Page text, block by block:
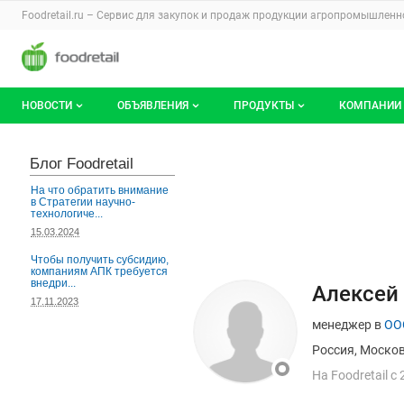
Раздел навигации по сайту
Foodretail.ru – Сервис для закупок и продаж продукции
Авторизация и меню пользователя
Навигация по разделам сайта foodretail.ru
НОВОСТИ
Документы
ОБЪЯВЛЕНИЯ
Мои объявления
ПРОДУКТЫ КОМПАНИИ
Каталог
Блог Foodretail
На что обратить внимание
в Стратегии научно-
технологиче...
15.03.2024
Чтобы получить субсидию,
компаниям АПК требуется
внедри...
17.11.2023 Страница
Данные Алексей
менеджер в
Россия,
На Foodretail с